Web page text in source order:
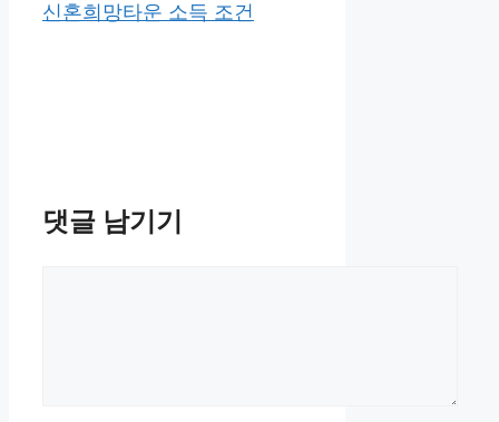
신혼희망타운 소득 조건
댓글 남기기